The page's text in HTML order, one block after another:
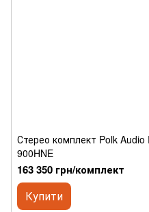
Стерео комплект Polk
900HNE
163 350 грн/комплект
Купити